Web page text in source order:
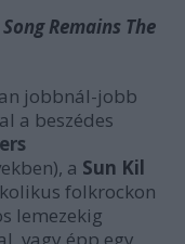
Remains The
jobbnál-jobb
a beszédes
a Sun Kil
folkrockon
lemezekig